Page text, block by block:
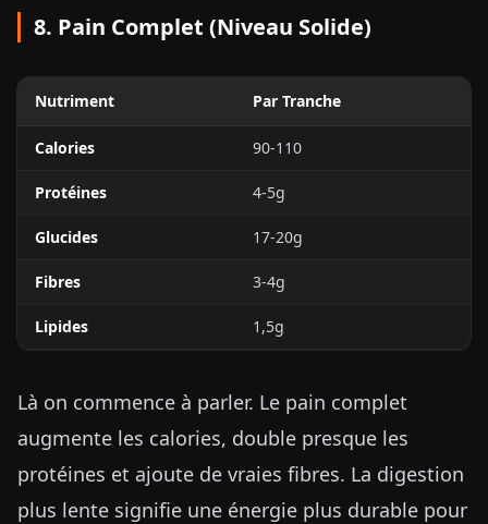
8. Pain Complet (Niveau Solide)
Nutriment Par Tranche
Calories 90-110
Protéines 4-5g
Glucides 17-20g
Fibres 3-4g
Lipides 1,5g
Là on commence à parler. Le pain complet
augmente les calories, double presque les
protéines et ajoute de vraies fibres. La digestion
plus lente signifie une énergie plus durable pour